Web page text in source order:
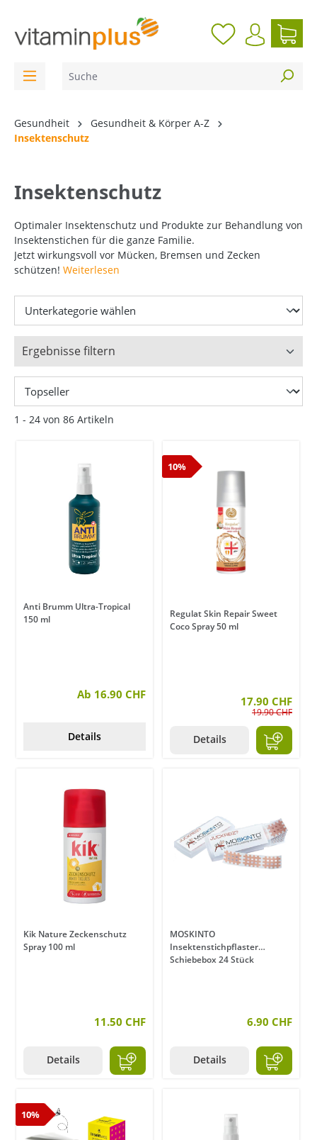
Gesundheit
Gesundheit & Körper A-Z
Insektenschutz
Insektenschutz
Optimaler Insektenschutz und Produkte zur Behandlung von
Insektenstichen für die ganze Familie.
Jetzt wirkungsvoll vor Mücken, Bremsen und Zecken
schützen! Weiterlesen
Ergebnisse filtern
1 - 24 von 86 Artikeln
Anti Brumm Ultra-Tropical
150 ml
Ab 16.90 CHF
Details
10%
Regulat Skin Repair Sweet
Coco Spray 50 ml
17.90 CHF
19.90 CHF
Details
Kik Nature Zeckenschutz
Spray 100 ml
11.50 CHF
Details
MOSKINTO
Insektenstichpflaster
Schiebebox 24 Stück
6.90 CHF
Details
10%